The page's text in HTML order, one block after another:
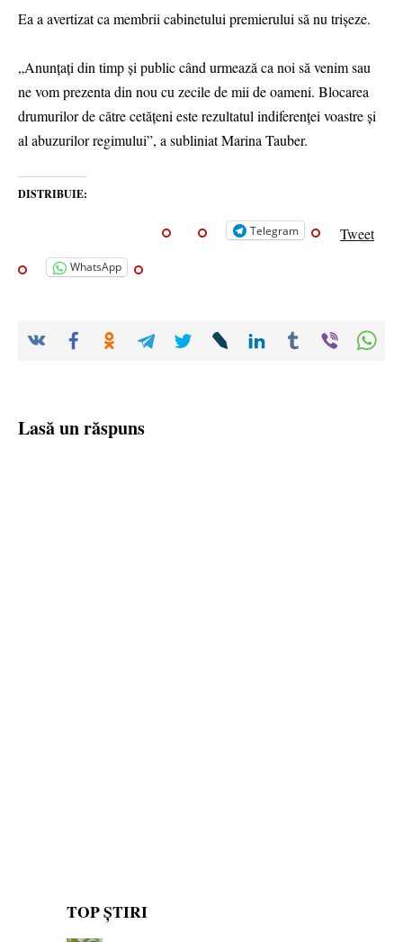
Ea a avertizat ca membrii cabinetului premierului să nu trișeze.
„Anunțați din timp și public când urmează ca noi să venim sau
ne vom prezenta din nou cu zecile de mii de oameni. Blocarea
drumurilor de către cetățeni este rezultatul indiferenței voastre și
al abuzurilor regimului”, a subliniat Marina Tauber.
DISTRIBUIE:
Telegram Tweet
WhatsApp
Lasă un răspuns
TOP ȘTIRI